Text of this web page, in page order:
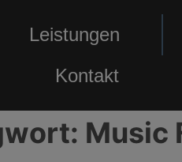
Leistungen
Kontakt
Music